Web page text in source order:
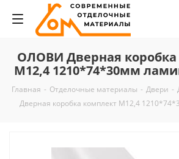
ОЛОВИ Дверная
М12,4 1210*74*30мм
Главная - Отделочные материалы - Двери -
Дверная коробка комплект М12,4